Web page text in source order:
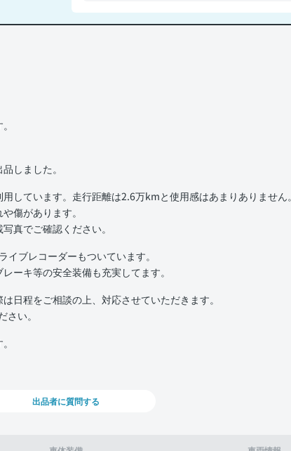
しました。
しています。走行距離は2.6万kmと使用感はあまりありません。
傷があります。
真でご確認ください。
ブレコーダーもついています。
ーキ等の安全装備も充実してます。
日程をご相談の上、対応させていただきます。
い。
出品者に質問する